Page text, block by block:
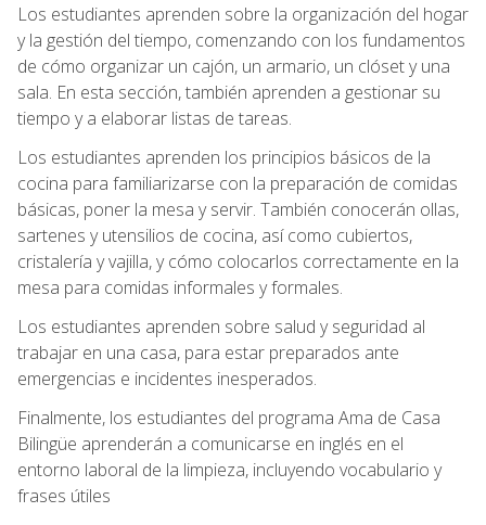
Los estudiantes aprenden sobre la organización del hogar
y la gestión del tiempo, comenzando con los fundamentos
de cómo organizar un cajón, un armario, un clóset y una
sala. En esta sección, también aprenden a gestionar su
tiempo y a elaborar listas de tareas.
Los estudiantes aprenden los principios básicos de la
cocina para familiarizarse con la preparación de comidas
básicas, poner la mesa y servir. También conocerán ollas,
sartenes y utensilios de cocina, así como cubiertos,
cristalería y vajilla, y cómo colocarlos correctamente en la
mesa para comidas informales y formales.
Los estudiantes aprenden sobre salud y seguridad al
trabajar en una casa, para estar preparados ante
emergencias e incidentes inesperados.
Finalmente, los estudiantes del programa Ama de Casa
Bilingüe aprenderán a comunicarse en inglés en el
entorno laboral de la limpieza, incluyendo vocabulario y
frases útiles